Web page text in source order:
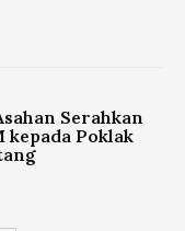
Serahkan
kepada Poklak